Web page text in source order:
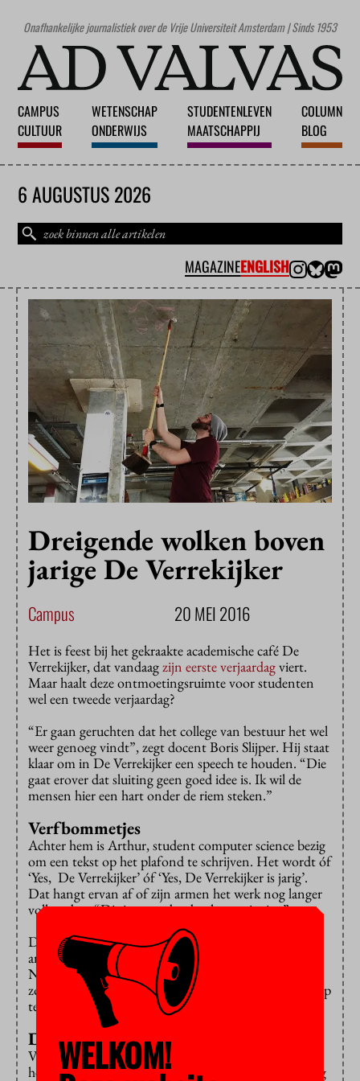
Onafhankelijke journalistiek over de Vrije Universiteit Amsterdam | Sinds 1953
CAMPUS
CULTUUR
WETENSCHAP
ONDERWIJS
STUDENTENLEVEN
MAATSCHAPPIJ
COLUMN
BLOG
6 AUGUSTUS 2026
MAGAZINEENGLISH
Dreigende wolken boven
jarige De Verrekijker
Campus 20 MEI 2016
Het is feest bij het gekraakte academische café De
Verrekijker, dat vandaagzijn eerste verjaardagviert.
Maar haalt deze ontmoetingsruimte voor studenten
wel een tweede verjaardag?
“Er gaan geruchten dat het college van bestuur het wel
weer genoeg vindt”, zegt docent Boris Slijper. Hij staat
klaar om in De Verrekijker een speech te houden. “Die
gaat erover dat sluiting geen goed idee is. Ik wil de
mensen hier een hart onder de riem steken.”
Verfbommetjes
Achter hem is Arthur, student computer science bezig
om een tekst op het plafond te schrijven. Het wordt óf
‘Yes, De Verrekijker’ óf ‘Yes, De Verrekijker is jarig’.
Dat hangt ervan af of zijn armen het werk nog langer
volhouden. “Dit is zwaarder dan het eruit ziet.”
De Verrekijkerbestuurslid Sophie (student culturele
antropologie) vult buiten een ballonnetje met verf.
Niet om mee naar het bestuur te gooien. “We gaan er
zo een schilderij mee maken, door er met dartpijltjes op
te gooien.”
Dreigende sluiting
Van een dreigende sluiting weet Sophie niets. “Daar
heb ik niets van gehoord. Ik hoop het niet.” Voorlopig
WELKOM!